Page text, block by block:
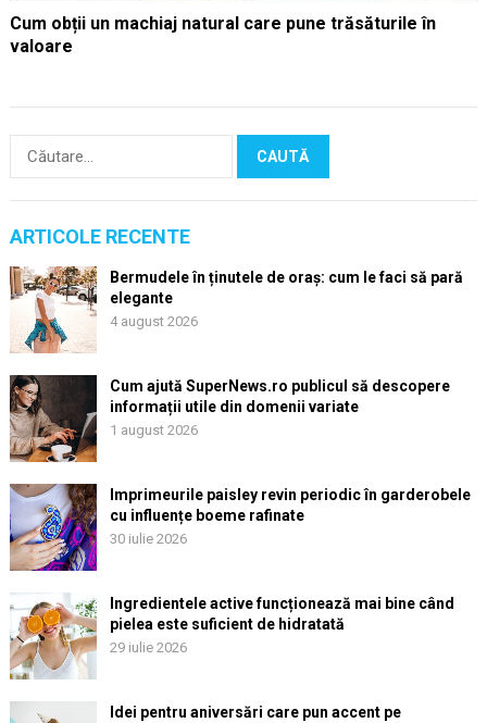
Cum obții un machiaj natural care pune trăsăturile în
valoare
Caută
ARTICOLE RECENTE
Bermudele în ținutele de oraș: cum le faci să pară
elegante
4 august 2026
Cum ajută SuperNews.ro publicul să descopere
informații utile din domenii variate
1 august 2026
Imprimeurile paisley revin periodic în garderobele
cu influențe boeme rafinate
30 iulie 2026
Ingredientele active funcționează mai bine când
pielea este suficient de hidratată
29 iulie 2026
Idei pentru aniversări care pun accent pe